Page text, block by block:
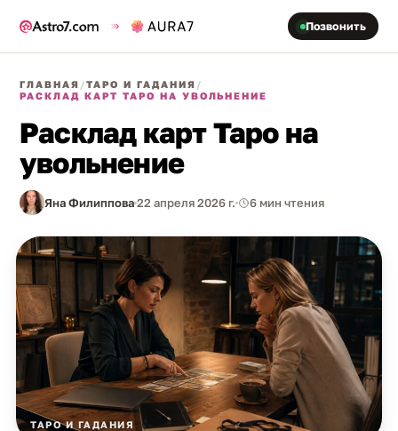
Позвонить
ГЛАВНАЯ /ТАРО И ГАДАНИЯ /
РАСКЛАД КАРТ ТАРО НА УВОЛЬНЕНИЕ
Расклад карт Таро на
увольнение
Яна Филиппова22 апреля 2026 г. 6 мин чтения
ТАРО И ГАДАНИЯ